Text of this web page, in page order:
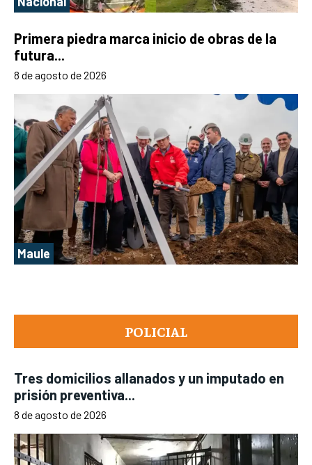
POLICIAL
Tres domicilios allanados y un imputado en
prisión preventiva...
8 de agosto de 2026
Primera piedra marca inicio de obras de la
futura...
8 de agosto de 2026
Maule